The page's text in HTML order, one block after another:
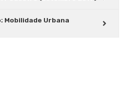
Mobilidade Urbana